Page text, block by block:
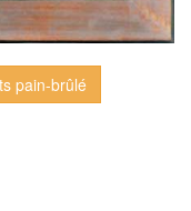
pain-brûlé